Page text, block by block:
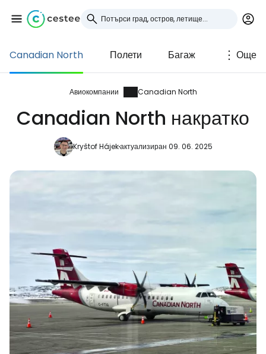
Canadian North Полети Багаж Още
Авиокомпании Canadian North
Canadian North накратко
Kryštof Hájekактуализиран 09. 06. 2025
Влезте в Cestee
... световната общност на туристите
Продължете с имейл